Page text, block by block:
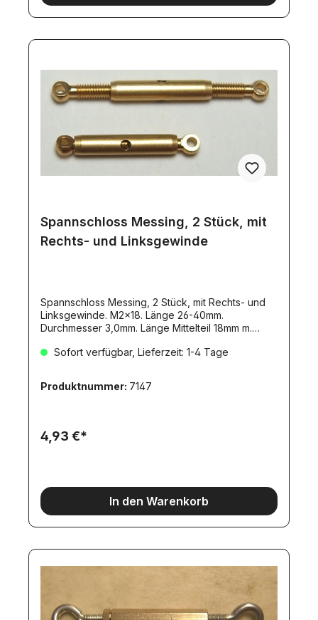
Spannschloss Messing, 2 Stück, mit
Rechts- und Linksgewinde
Spannschloss Messing, 2 Stück, mit Rechts- und
Linksgewinde. M2x18. Länge 26-40mm.
Durchmesser 3,0mm. Länge Mittelteil 18mm m.
Sofort verfügbar, Lieferzeit: 1-4 Tage
Produktnummer: 7147
4,93 €*
In den Warenkorb